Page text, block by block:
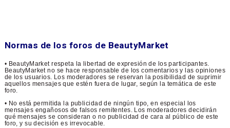
Normas de los foros de BeautyMarket
• BeautyMarket respeta la libertad de expresión de los participantes.
BeautyMarket no se hace responsable de los comentarios y las opiniones
de los usuarios. Los moderadores se reservan la posibilidad de suprimir
aquellos mensajes que estén fuera de lugar, según la temática de este
foro.
• No está permitida la publicidad de ningún tipo, en especial los
mensajes engañosos de falsos remitentes. Los moderadores decidirán
qué mensajes se consideran o no publicidad de cara al público de este
foro, y su decisión es irrevocable.